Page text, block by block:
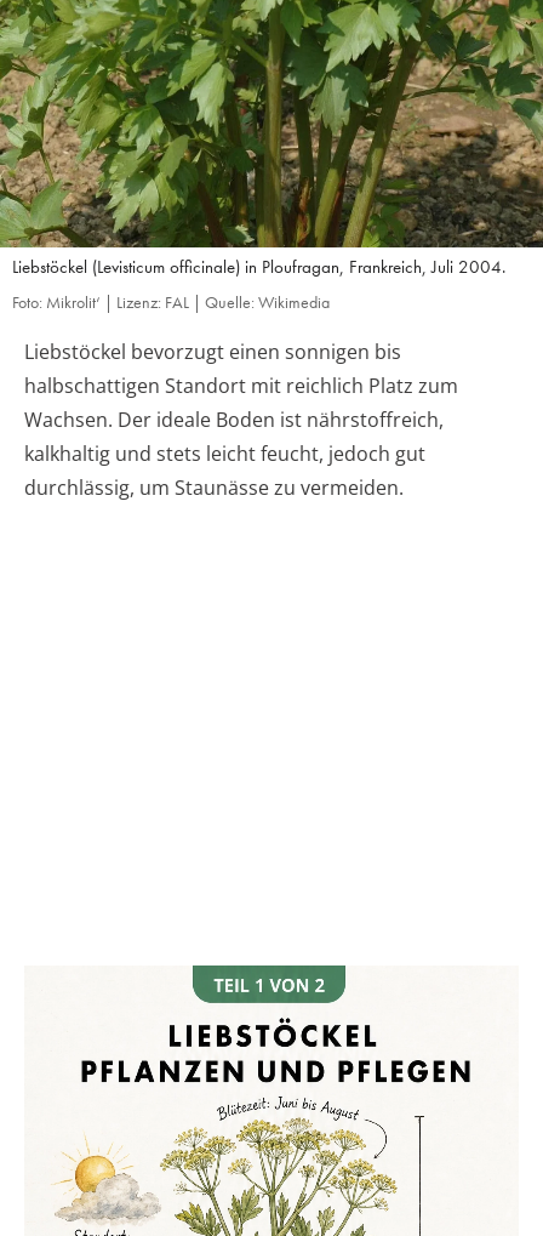
Liebstöckel (Levisticum officinale) in Ploufragan, Frankreich, Juli 2004.
Foto: Mikrolit‘ | Lizenz: FAL | Quelle: Wikimedia
Liebstöckel bevorzugt einen sonnigen bis
halbschattigen Standort mit reichlich Platz zum
Wachsen. Der ideale Boden ist nährstoffreich,
kalkhaltig und stets leicht feucht, jedoch gut
durchlässig, um Staunässe zu vermeiden.